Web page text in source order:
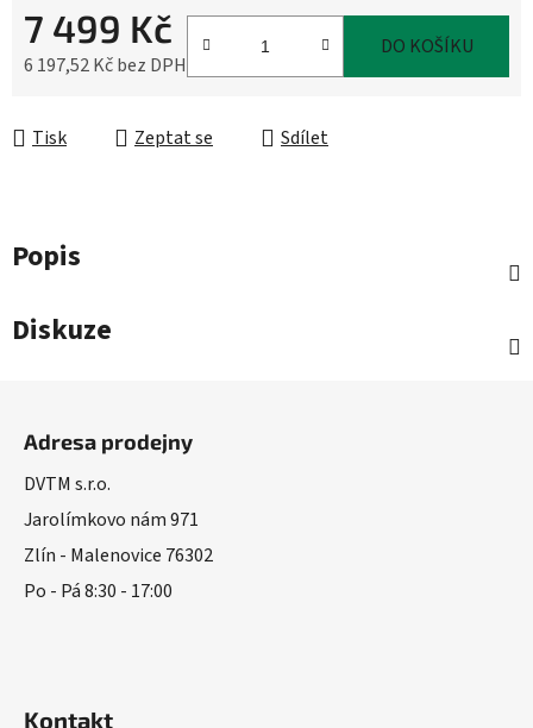
7 499 Kč
6 197,52 Kč bez DPH
DO KOŠÍKU
Tisk Zeptat se Sdílet
Popis
Diskuze
Adresa prodejny
DVTM s.r.o.
Jarolímkovo nám 971
Zlín - Malenovice 76302
Po - Pá 8:30 - 17:00
Kontakt